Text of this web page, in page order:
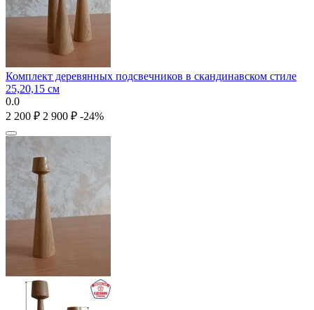
Комплект деревянных подсвечников в скандинавском стиле
25,20,15 см
0.0
2 200 ₽ 2 900 ₽ -24%